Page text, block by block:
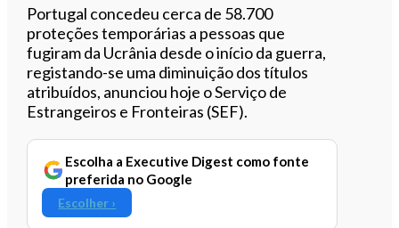
Ouvir este artigo
Portugal concedeu cerca de 58.700
proteções temporárias a pessoas que
fugiram da Ucrânia desde o início da guerra,
registando-se uma diminuição dos títulos
atribuídos, anunciou hoje o Serviço de
Estrangeiros e Fronteiras (SEF).
Escolha a Executive Digest como fonte
preferida no Google
Escolher ›